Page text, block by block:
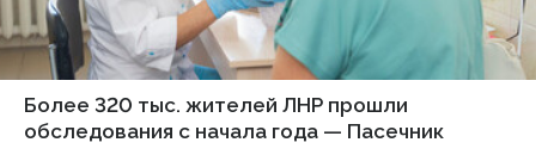
Более 320 тыс. жителей ЛНР прошли
обследования с начала года — Пасечник